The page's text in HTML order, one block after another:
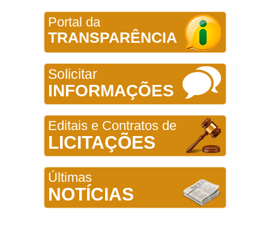
Portal da
TRANSPARÊNCIA
Solicitar
INFORMAÇÕES
Editais e Contratos de
LICITAÇÕES
Últimas
NOTÍCIAS